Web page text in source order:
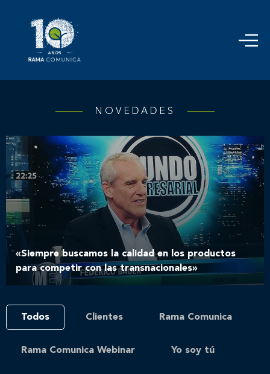
NOVEDADES
«Siempre buscamos la calidad en los productos
para competir con las transnacionales»
Todos Clientes Rama Comunica
Rama Comunica Webinar Yo soy tú